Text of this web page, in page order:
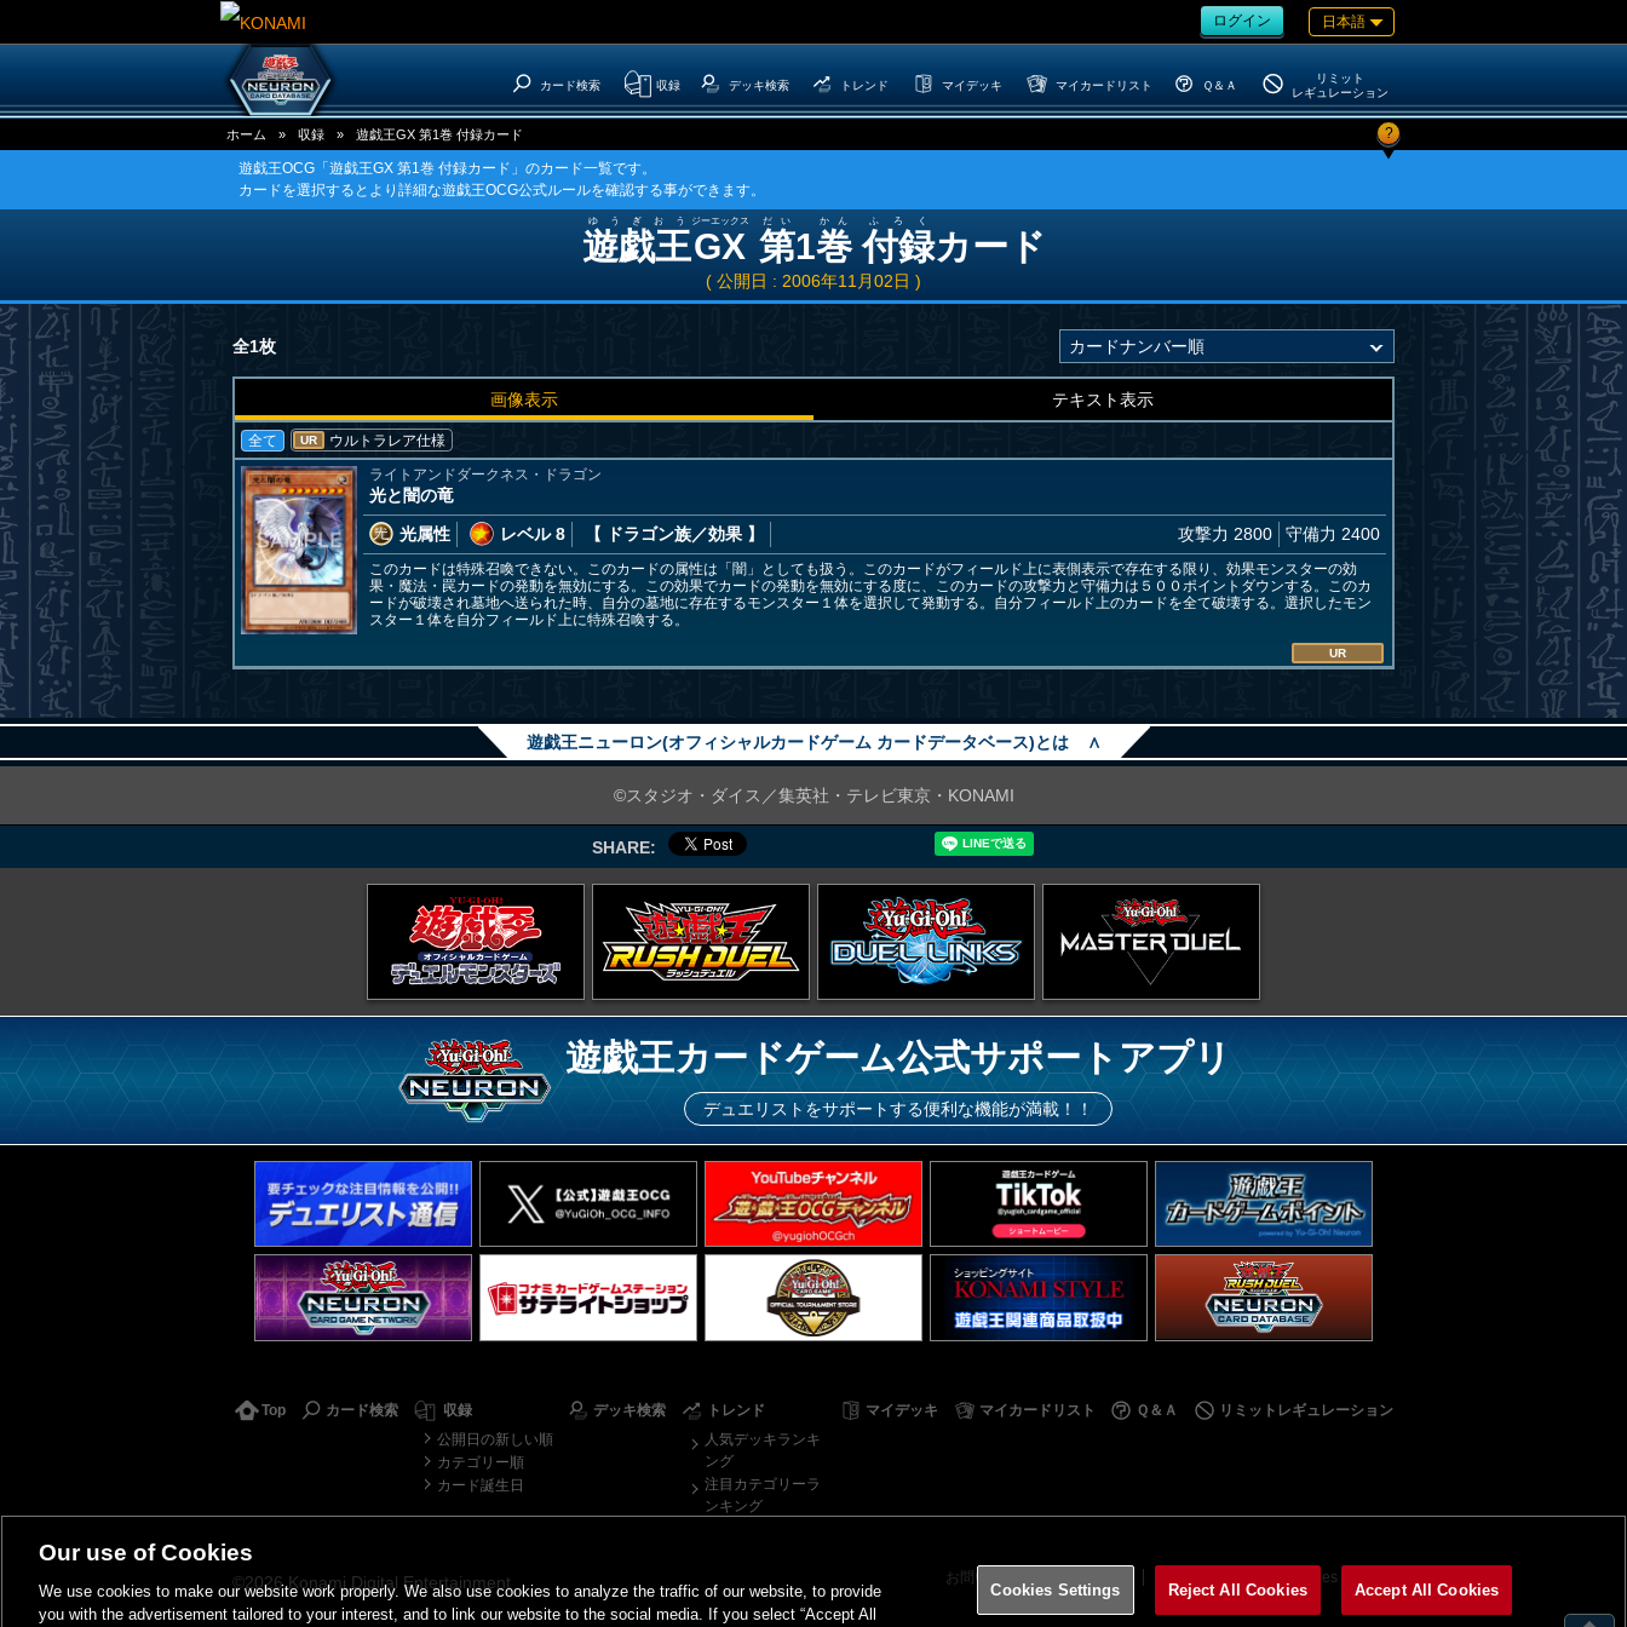
ログイン 日本語
カード検索 収録 デッキ検索 トレンド マイデッキ マイカードリスト Ｑ＆Ａ
リミット
レギュレーション
ホーム » 収録 » 遊戯王GX 第1巻 付録カード ?
遊戯王OCG「遊戯王GX 第1巻 付録カード」のカード一覧です。
カードを選択するとより詳細な遊戯王OCG公式ルールを確認する事ができます。
遊戯王
ゆうぎおう
GX
ジーエックス
第
だい
1巻
かん
付録
ふろく
カード
( 公開日 : 2006年11月02日 )
全1枚
画像表示 テキスト表示
全て UR ウルトラレア仕様
ライトアンドダークネス・ドラゴン
光と闇の竜
光属性
レベル 8 【 ドラゴン族／効果 】 攻撃力 2800 守備力 2400
このカードは特殊召喚できない。このカードの属性は「闇」としても扱う。このカードがフィールド上に表側表示で存在する限り、効果モンスターの効
果・魔法・罠カードの発動を無効にする。この効果でカードの発動を無効にする度に、このカードの攻撃力と守備力は５００ポイントダウンする。このカ
ードが破壊され墓地へ送られた時、自分の墓地に存在するモンスター１体を選択して発動する。自分フィールド上のカードを全て破壊する。選択したモン
スター１体を自分フィールド上に特殊召喚する。
UR
遊戯王ニューロン(オフィシャルカードゲーム カードデータベース)とは ∧
©スタジオ・ダイス／集英社・テレビ東京・KONAMI
SHARE:
遊戯王カードゲーム公式サポートアプリ
デュエリストをサポートする便利な機能が満載！！
Top カード検索
収録
公開日の新しい順
カテゴリー順
カード誕生日
デッキ検索
トレンド
人気デッキランキ
ング
注目カテゴリーラ
ンキング
マイデッキ マイカードリスト Ｑ＆Ａ リミットレギュレーション
お問い合わせ Cookies Settings
©2026 Konami Digital Entertainment
Our use of Cookies
We use cookies to make our website work properly. We also use cookies to analyze the traffic of our website, to provide
you with the advertisement tailored to your interest, and to link our website to the social media. If you select “Accept All
Cookies Settings Reject All Cookies Accept All Cookies